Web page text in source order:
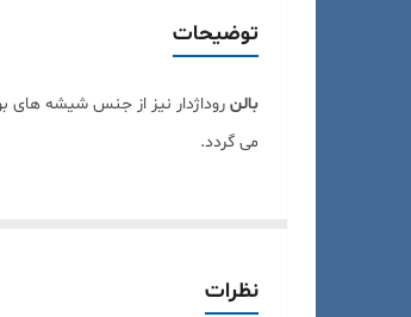
توضیحات
بالن روداژدار نیز از جنس شیشه های
می گردد.
نظرات